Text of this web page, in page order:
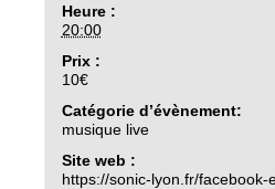
Heure :
20:00
Prix :
10€
Catégorie d’évènement:
musique live
Site web :
https://sonic-lyon.fr/facebook-